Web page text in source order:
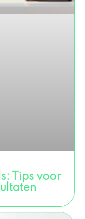
Tips voor